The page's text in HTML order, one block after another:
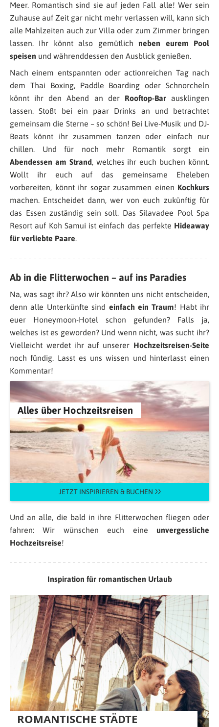
Meer. Romantisch sind sie auf jeden Fall alle! Wer sein
Zuhause auf Zeit gar nicht mehr verlassen will, kann sich
alle Mahlzeiten auch zur Villa oder zum Zimmer bringen
lassen. Ihr könnt also gemütlichneben eurem Pool
speisen und währenddessen den Ausblick genießen.
Nach einem entspannten oder actionreichen Tag nach
dem Thai Boxing, Paddle Boarding oder Schnorcheln
könnt ihr den Abend an derRooftop-Barausklingen
lassen. Stoßt bei ein paar Drinks an und betrachtet
gemeinsam die Sterne – so schön! Bei Live-Musik und DJ-
Beats könnt ihr zusammen tanzen oder einfach nur
chillen. Und für noch mehr Romantik sorgt ein
Abendessen am Strand, welches ihr euch buchen könnt.
Wollt ihr euch auf das gemeinsame Eheleben
vorbereiten, könnt ihr sogar zusammen einen Kochkurs
machen. Entscheidet dann, wer von euch zukünftig für
das Essen zuständig sein soll. Das Silavadee Pool Spa
Resort auf Koh Samui ist einfach das perfekte Hideaway
für verliebte Paare.
Ab in die Flitterwochen – auf ins Paradies
Na, was sagt ihr? Also wir könnten uns nicht entscheiden,
denn alle Unterkünfte sind einfach ein Traum! Habt ihr
euer Honeymoon-Hotel schon gefunden? Falls ja,
welches ist es geworden? Und wenn nicht, was sucht ihr?
Vielleicht werdet ihr auf unserer Hochzeitsreisen-Seite
noch fündig. Lasst es uns wissen und hinterlasst einen
Kommentar!
Alles über Hochzeitsreisen
JETZT INSPIRIEREN & BUCHEN
Und an alle, die bald in ihre Flitterwochen fliegen oder
fahren: Wir wünschen euch eine unvergessliche
Hochzeitsreise!
Inspiration für romantischen Urlaub
ROMANTISCHE STÄDTE